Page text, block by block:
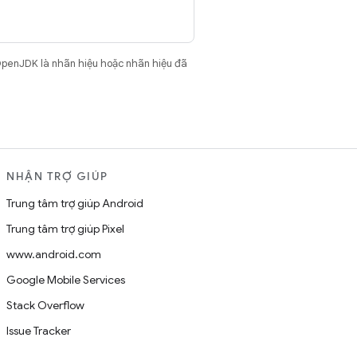
là nhãn hiệu hoặc nhãn hiệu đã
NHẬN TRỢ GIÚP
Trung tâm trợ giúp Android
Trung tâm trợ giúp Pixel
www.android.com
Google Mobile Services
Stack Overflow
Issue Tracker